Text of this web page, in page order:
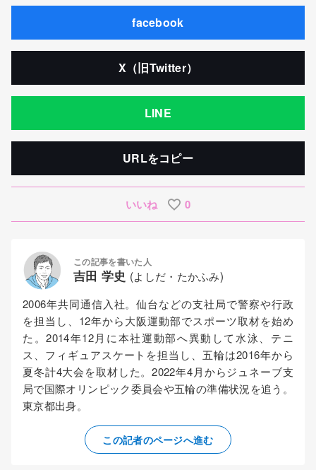
facebook
X（旧Twitter）
LINE
URLをコピー
いいね 0
この記事を書いた人
吉田 学史 (よしだ・たかふみ)
2006年共同通信入社。仙台などの支社局で警察や行政
を担当し、12年から大阪運動部でスポーツ取材を始め
た。2014年12月に本社運動部へ異動して水泳、テニ
ス、フィギュアスケートを担当し、五輪は2016年から
夏冬計4大会を取材した。2022年4月からジュネーブ支
局で国際オリンピック委員会や五輪の準備状況を追う。
東京都出身。
この記者のページへ進む